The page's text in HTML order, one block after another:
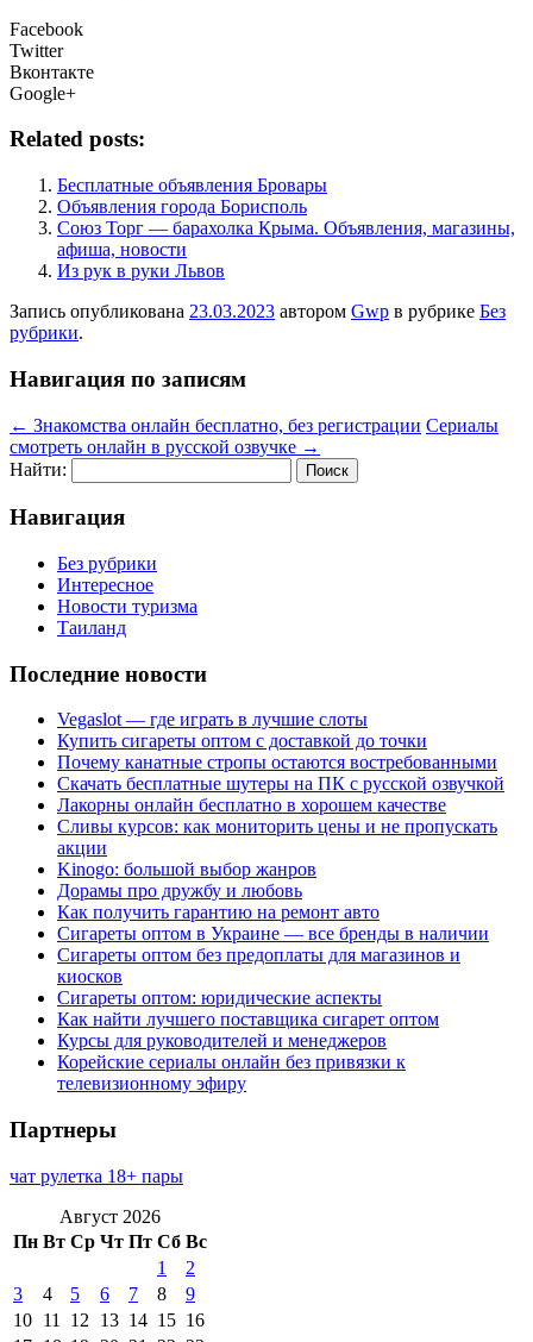
Facebook
Twitter
Вконтакте
Google+
Related posts:
Бесплатные объявления Бровары
Объявления города Борисполь
Союз Торг — барахолка Крыма. Объявления, магазины,
афиша, новости
Из рук в руки Львов
Запись опубликована 23.03.2023 автором Gwp в рубрике Без
рубрики.
Навигация по записям
← Знакомства онлайн бесплатно, без регистрации Сериалы
смотреть онлайн в русской озвучке →
Найти:
Навигация
Без рубрики
Интересное
Новости туризма
Таиланд
Последние новости
Vegaslot — где играть в лучшие слоты
Купить сигареты оптом с доставкой до точки
Почему канатные стропы остаются востребованными
Скачать бесплатные шутеры на ПК с русской озвучкой
Лакорны онлайн бесплатно в хорошем качестве
Сливы курсов: как мониторить цены и не пропускать
акции
Kinogo: большой выбор жанров
Дорамы про дружбу и любовь
Как получить гарантию на ремонт авто
Сигареты оптом в Украине — все бренды в наличии
Сигареты оптом без предоплаты для магазинов и
киосков
Сигареты оптом: юридические аспекты
Как найти лучшего поставщика сигарет оптом
Курсы для руководителей и менеджеров
Корейские сериалы онлайн без привязки к
телевизионному эфиру
Партнеры
чат рулетка 18+ пары
Август 2026
Пн Вт Ср Чт Пт Сб Вс
1
2
3
4 5 6 7 8
9
10 11 12 13 14 15 16